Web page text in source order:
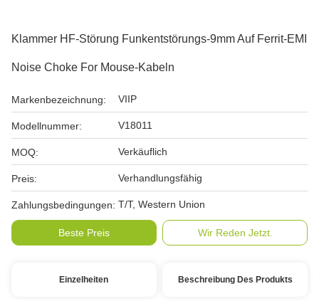
Klammer HF-Störung Funkentstörungs-9mm Auf Ferrit-EMI
Noise Choke For Mouse-Kabeln
Markenbezeichnung: VIIP
Modellnummer: V18011
MOQ: Verkäuflich
Preis: Verhandlungsfähig
Zahlungsbedingungen: T/T, Western Union
Beste Preis Wir Reden Jetzt.
Einzelheiten Beschreibung Des Produkts